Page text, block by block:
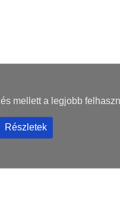
mellett a legjobb
Részletek